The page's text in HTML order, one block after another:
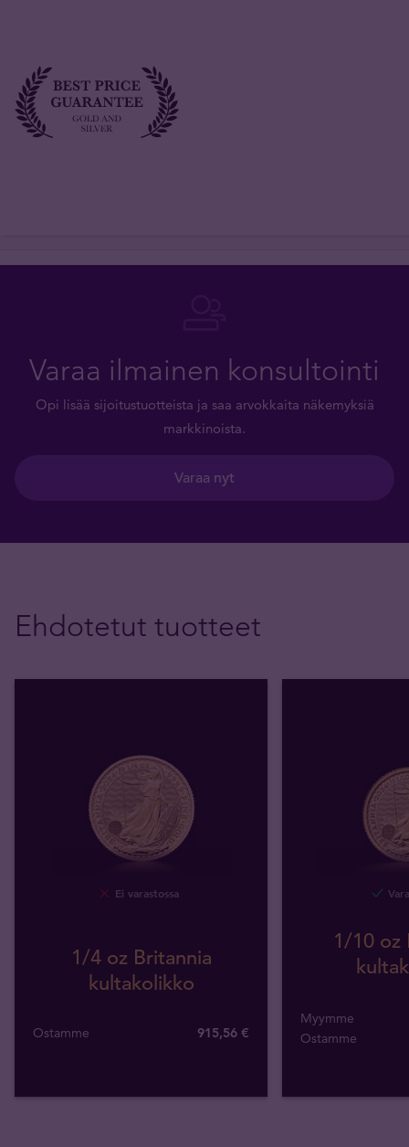
Varaa ilmainen konsultointi
Opi lisää sijoitustuotteista ja saa arvokkaita näkemyksiä
markkinoista.
Varaa nyt
Ehdotetut tuotteet
Ei varastossa
1/4 oz Britannia
kultakolikko
Ostamme 915,56 €
1/10 oz
Myymme
Ostamme